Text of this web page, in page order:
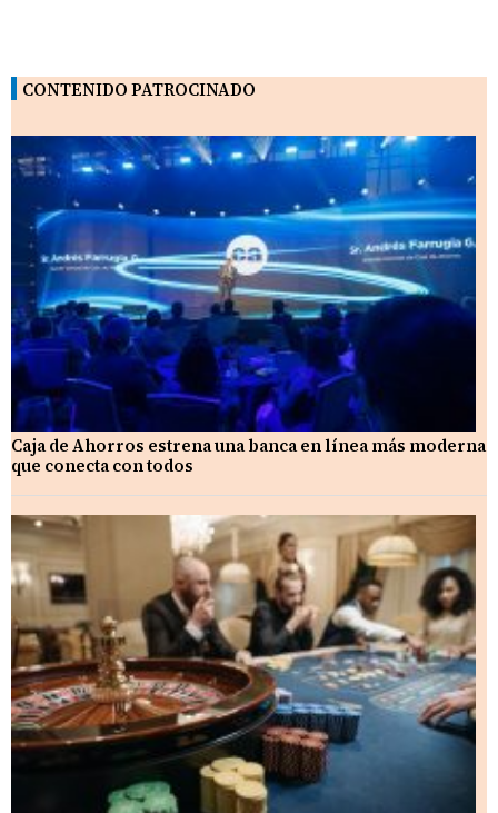
CONTENIDO PATROCINADO
Caja de Ahorros estrena una banca en línea más moderna
que conecta con todos